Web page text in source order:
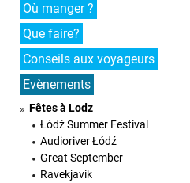
Où manger ?
Que faire?
Conseils aux voyageurs
Evènements
Fêtes à Lodz
Łódź Summer Festival
Audioriver Łódź
Great September
Ravekjavik